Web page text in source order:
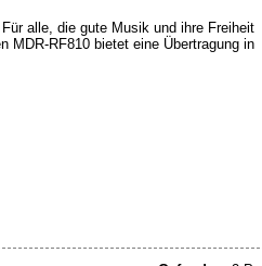
alle, die gute Musik und ihre Freiheit
MDR-RF810 bietet eine Übertragung in